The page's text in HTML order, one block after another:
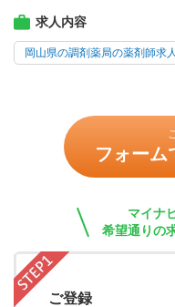
求人内容
岡山県の調剤薬局の薬剤師求人
フォーム
マイナ
希望通りの
ご登録